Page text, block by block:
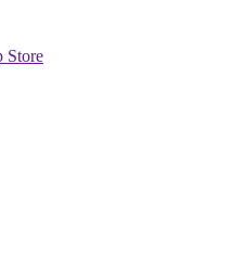
Store